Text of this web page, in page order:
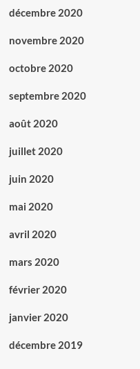
décembre 2020
novembre 2020
octobre 2020
septembre 2020
août 2020
juillet 2020
juin 2020
mai 2020
avril 2020
mars 2020
février 2020
janvier 2020
décembre 2019